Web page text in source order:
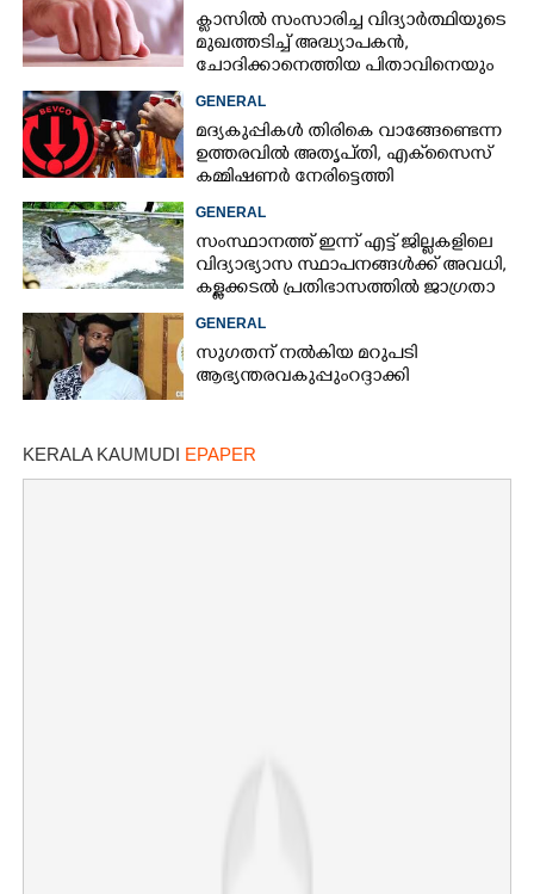
ക്ളാസിൽ സംസാരിച്ച വിദ്യാർത്ഥിയുടെ
മുഖത്തടിച്ച് അദ്ധ്യാപകൻ,
ചോദിക്കാനെത്തിയ പിതാവിനെയും
ആക്രമിച്ചെന്ന് പരാതി
GENERAL
മദ്യകുപ്പികൾ തിരികെ വാങ്ങേണ്ടെന്ന
ഉത്തരവിൽ അതൃപ്‌തി, എക്‌സൈസ്
കമ്മിഷണർ നേരിട്ടെത്തി
വിശദീകരണം നൽകണമെന്ന് മന്ത്രി
GENERAL
സംസ്ഥാനത്ത് ഇന്ന് എട്ട് ജില്ലകളിലെ
വിദ്യാഭ്യാസ സ്ഥാപനങ്ങൾക്ക് അവധി,
കള്ളക്കടൽ പ്രതിഭാസത്തിൽ ജാഗ്രതാ
നിർദ്ദേശം
GENERAL
സുഗതന് നൽകിയ മറുപടി
ആഭ്യന്തരവകുപ്പും റദ്ദാക്കി
KERALA KAUMUDI EPAPER
Share this link
Copy Link